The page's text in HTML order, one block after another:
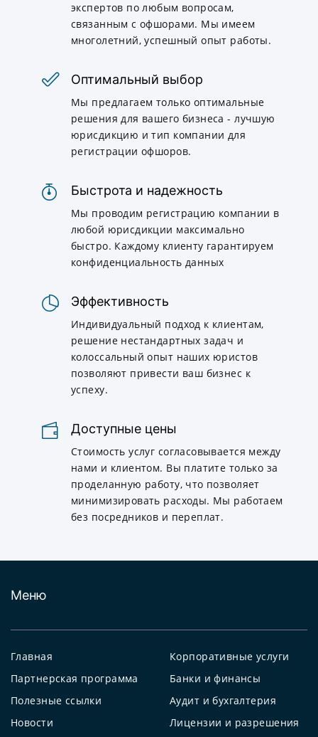
экспертов по любым вопросам,
связанным с офшорами. Мы имеем
многолетний, успешный опыт работы.
Оптимальный выбор
Мы предлагаем только оптимальные
решения для вашего бизнеса - лучшую
юрисдикцию и тип компании для
регистрации офшоров.
Быстрота и надежность
Мы проводим регистрацию компании в
любой юрисдикции максимально
быстро. Каждому клиенту гарантируем
конфиденциальность данных
Эффективность
Индивидуальный подход к клиентам,
решение нестандартных задач и
колоссальный опыт наших юристов
позволяют привести ваш бизнес к
успеху.
Доступные цены
Стоимость услуг согласовывается между
нами и клиентом. Вы платите только за
проделанную работу, что позволяет
минимизировать расходы. Мы работаем
без посредников и переплат.
Меню
Главная
Партнерская программа
Полезные ссылки
Новости
Корпоративные услуги
Банки и финансы
Аудит и бухгалтерия
Лицензии и разрешения